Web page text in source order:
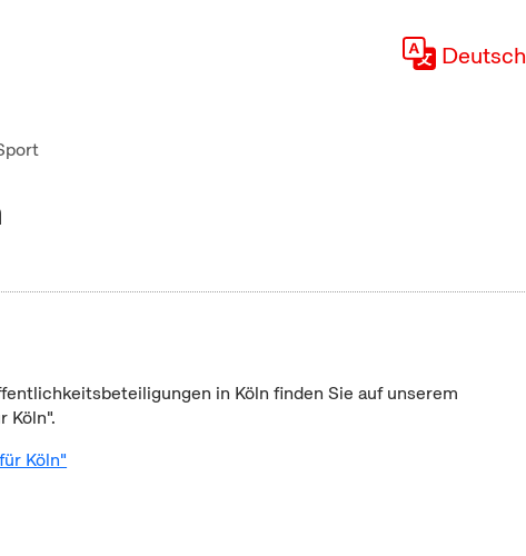
Deutsch
in Köln finden Sie auf unserem
Köln".
Köln"